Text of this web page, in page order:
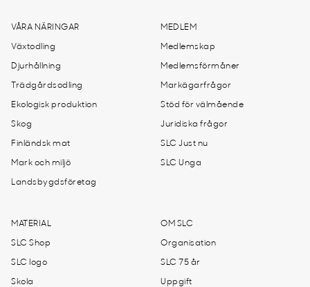
VÅRA NÄRINGAR
Växtodling
Djurhållning
Trädgårdsodling
Ekologisk produktion
Skog
Finländsk mat
Mark och miljö
Landsbygdsföretag
MEDLEM
Medlemskap
Medlemsförmåner
Markägarfrågor
Stöd för välmående
Juridiska frågor
SLC Just nu
SLC Unga
MATERIAL
SLC Shop
SLC logo
Skola
OM SLC
Organisation
SLC 75 år
Uppgift